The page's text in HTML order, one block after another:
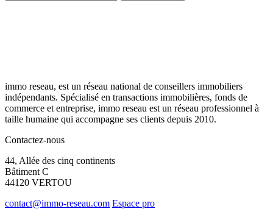
immo reseau, est un réseau national de conseillers immobiliers
indépendants. Spécialisé en transactions immobilières, fonds de
commerce et entreprise, immo reseau est un réseau professionnel à
taille humaine qui accompagne ses clients depuis 2010.
Contactez-nous
44, Allée des cinq continents
Bâtiment C
44120 VERTOU
contact@immo-reseau.com Espace pro